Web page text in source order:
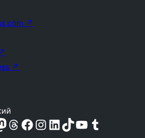
↗
↗
↗
запись в Bluesky
нашу ленту в Mastodon
Посетите нашу учётную запись в Threads
Посетите нашу страницу на Facebook
Посетите наш Instagram
Посетите нашу страницу в LinkedIn
Посетите нашу учётную запись в TikTok
Посетите наш канал YouTube
Посетите нашу учётную запись в Tumblr